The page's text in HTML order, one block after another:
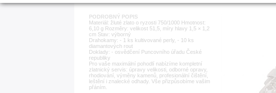
PODROBNÝ POPIS
Materiál: žluté zlato o ryzosti 750/1000 Hmotnost:
6,10 g Rozměry: velikost 51,5, míry hlavy 1,5 × 1,2
cm Stav: výborný
Drahokamy: - 1 ks kultivované perly, - 10 ks
diamantových rout
Doklady: - osvědčení Puncovního úřadu České
republiky
Pro vaše maximální pohodlí nabízíme kompletní
zlatnický servis: úpravy velikosti, odborné opravy,
rhodiování, výměny kamenů, profesionální čištění,
leštění i znalecké odhady. Vše přizpůsobíme vašim
přáním.